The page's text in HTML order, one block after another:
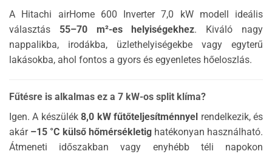
A Hitachi airHome 600 Inverter 7,0 kW modell ideális
választás 55–70 m²-es helyiségekhez. Kiváló nagy
nappalikba, irodákba, üzlethelyiségekbe vagy egyterű
lakásokba, ahol fontos a gyors és egyenletes hőeloszlás.
Fűtésre is alkalmas ez a 7 kW-os split klíma?
Igen. A készülék8,0 kW fűtőteljesítménnyel rendelkezik, és
akár –15 °C külső hőmérsékletighatékonyan használható.
Átmeneti időszakban vagy enyhébb téli napokon